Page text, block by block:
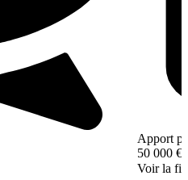
Apport
50 000 €
Voir la